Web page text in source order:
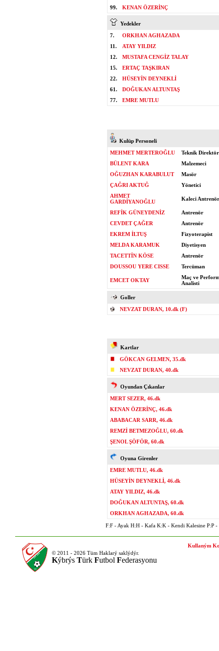
99.
KENAN ÖZERİNÇ
Yedekler
7.
ORKHAN AGHAZADA
11.
ATAY YILDIZ
12.
MUSTAFA CENGİZ TALAY
15.
ERTAÇ TAŞKIRAN
22.
HÜSEYİN DEYNEKLİ
61.
DOĞUKAN ALTUNTAŞ
77.
EMRE MUTLU
Kulüp Personeli
MEHMET MERTEROĞLU
Teknik Direktör
BÜLENT KARA
Malzemeci
OĞUZHAN KARABULUT
Masör
ÇAĞRI AKTUĞ
Yönetici
AHMET
GARDİYANOĞLU
Kaleci
REFİK GÜNEYDENİZ
Antrenör
CEVDET ÇAĞER
Antrenör
EKREM İLTUŞ
Fizyoterapist
MELDA KARAMUK
Diyetisyen
TACETTİN KÖSE
Antrenör
DOUSSOU YERE CISSE
Tercüman
EMCET OKTAY
Maç ve
Analisti
Goller
NEVZAT DURAN, 10.dk (F)
Kartlar
GÖKCAN GELMEN, 35.dk
NEVZAT DURAN, 40.dk
Oyundan Çıkanlar
MERT SEZER, 46.dk
KENAN ÖZERİNÇ, 46.dk
ABABACAR SARR, 46.dk
REMZİ BETMEZOĞLU, 60.dk
ŞENOL ŞÖFÖR, 60.dk
Oyuna Girenler
EMRE MUTLU, 46.dk
HÜSEYİN DEYNEKLİ, 46.dk
ATAY YILDIZ, 46.dk
DOĞUKAN ALTUNTAŞ, 60.dk
ORKHAN AGHAZADA, 60.dk
F:F - Ayak H:H - Kafa K:K - Kendi Kalesine P:P -
© 2011 - 2026 Tüm Haklarý saklýdýr.
Kýbrýs Türk Futbol Federasyonu
Kullaným